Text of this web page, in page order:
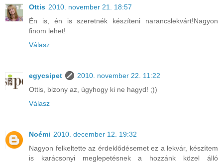
Ottis 2010. november 21. 18:57
Én is, én is szeretnék készíteni narancslekvárt!Nagyon
finom lehet!
Válasz
egycsipet
2010. november 22. 11:22
Ottis, bizony az, úgyhogy ki ne hagyd! ;))
Válasz
Noémi 2010. december 12. 19:32
Nagyon felkeltette az érdeklődésemet ez a lekvár, készítem
is karácsonyi meglepetésnek a hozzánk közel álló